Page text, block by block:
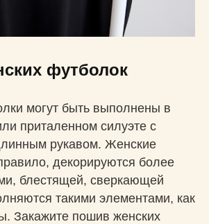
футболок
могут быть выполнены в
приталенном силуэте с
рукавом. Женские
декорируются более
блестящей, сверкающей
такими элементами, как
Закажите пошив женских